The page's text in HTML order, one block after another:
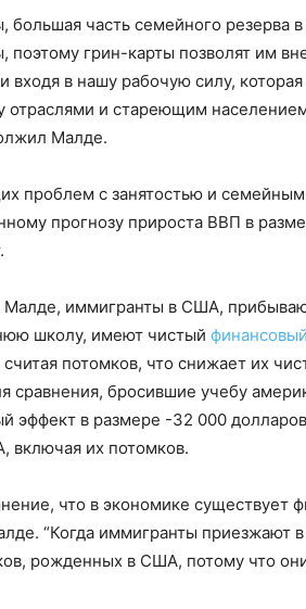
большая часть семейного резерва
поэтому грин-карты позволят им
входя в нашу рабочую силу,
отраслями и стареющим
Малде.
проблем с занятостью и
прогнозу прироста ВВП в
иммигранты в США,
школу, имеют чистый
потомков, что снижает их
сравнения, бросившие учебу
эффект в размере -32 000
включая их потомков.
что в экономике существует
“Когда иммигранты приезжают
рожденных в США, потому что